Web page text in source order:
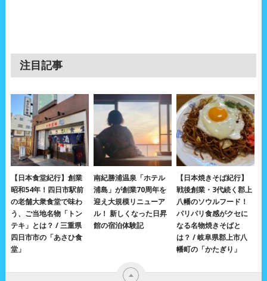
注目記事
【日本食堂紀行】創業
昭和54年！四日市駅前
の老舗大衆食堂で味わ
う、ご当地名物「トン
テキ」とは？ / 三重県
四日市市の「あさひ食
堂」
南紀勝浦温泉「ホテル
浦島」が創業70周年を
迎え大規模リニューア
ル！ 新しくなった日昇
館の宿泊体験記
【日本焼きそば紀行】
戦後創業・3代続く郡上
八幡のソウルフード！
パリパリ食感がクセに
なる名物焼きそばと
は？ / 岐阜県郡上市八
幡町の「かたぎり」